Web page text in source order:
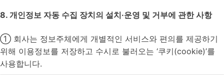
8. 개인정보 자동 수집 장치의 설치·운영 및 거부에 관한 사항
① 회사는 정보주체에게 개별적인 서비스와 편의를 제공하기
위해 이용정보를 저장하고 수시로 불러오는 ‘쿠키(cookie)’를
사용합니다.